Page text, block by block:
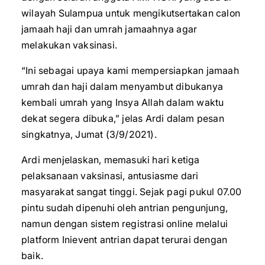
wilayah Sulampua untuk mengikutsertakan calon
jamaah haji dan umrah jamaahnya agar
melakukan vaksinasi.
“Ini sebagai upaya kami mempersiapkan jamaah
umrah dan haji dalam menyambut dibukanya
kembali umrah yang Insya Allah dalam waktu
dekat segera dibuka,” jelas Ardi dalam pesan
singkatnya, Jumat (3/9/2021).
Ardi menjelaskan, memasuki hari ketiga
pelaksanaan vaksinasi, antusiasme dari
masyarakat sangat tinggi. Sejak pagi pukul 07.00
pintu sudah dipenuhi oleh antrian pengunjung,
namun dengan sistem registrasi online melalui
platform Inievent antrian dapat terurai dengan
baik.